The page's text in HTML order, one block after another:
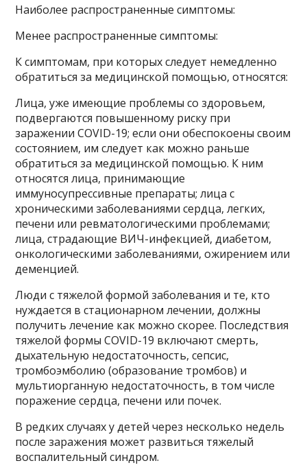
Наиболее распространенные симптомы:
Менее распространенные симптомы:
К симптомам, при которых следует немедленно
обратиться за медицинской помощью, относятся:
Лица, уже имеющие проблемы со здоровьем,
подвергаются повышенному риску при
заражении COVID-19; если они обеспокоены своим
состоянием, им следует как можно раньше
обратиться за медицинской помощью. К ним
относятся лица, принимающие
иммуносупрессивные препараты; лица с
хроническими заболеваниями сердца, легких,
печени или ревматологическими проблемами;
лица, страдающие ВИЧ-инфекцией, диабетом,
онкологическими заболеваниями, ожирением или
деменцией.
Люди с тяжелой формой заболевания и те, кто
нуждается в стационарном лечении, должны
получить лечение как можно скорее. Последствия
тяжелой формы COVID-19 включают смерть,
дыхательную недостаточность, сепсис,
тромбоэмболию (образование тромбов) и
мультиорганную недостаточность, в том числе
поражение сердца, печени или почек.
В редких случаях у детей через несколько недель
после заражения может развиться тяжелый
воспалительный синдром.